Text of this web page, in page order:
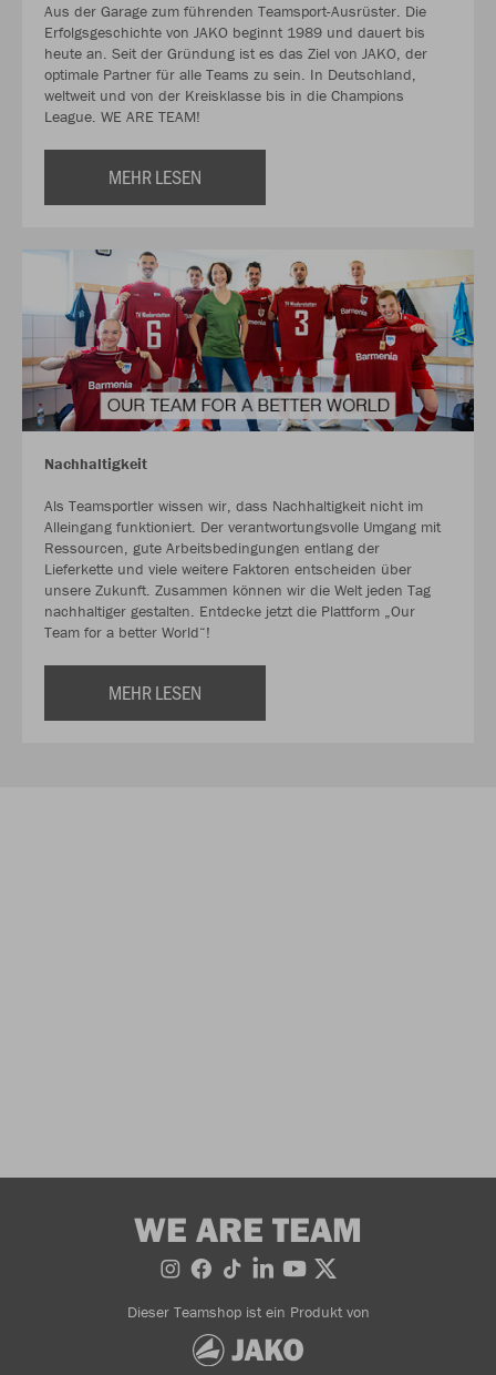
Aus der Garage zum führenden Teamsport-Ausrüster. Die
Erfolgsgeschichte von JAKO beginnt 1989 und dauert bis
heute an. Seit der Gründung ist es das Ziel von JAKO, der
optimale Partner für alle Teams zu sein. In Deutschland,
weltweit und von der Kreisklasse bis in die Champions
League. WE ARE TEAM!
MEHR LESEN
Nachhaltigkeit
Als Teamsportler wissen wir, dass Nachhaltigkeit nicht im
Alleingang funktioniert. Der verantwortungsvolle Umgang mit
Ressourcen, gute Arbeitsbedingungen entlang der
Lieferkette und viele weitere Faktoren entscheiden über
unsere Zukunft. Zusammen können wir die Welt jeden Tag
nachhaltiger gestalten. Entdecke jetzt die Plattform „Our
Team for a better World“!
MEHR LESEN
WE ARE TEAM
Dieser Teamshop ist ein Produkt von